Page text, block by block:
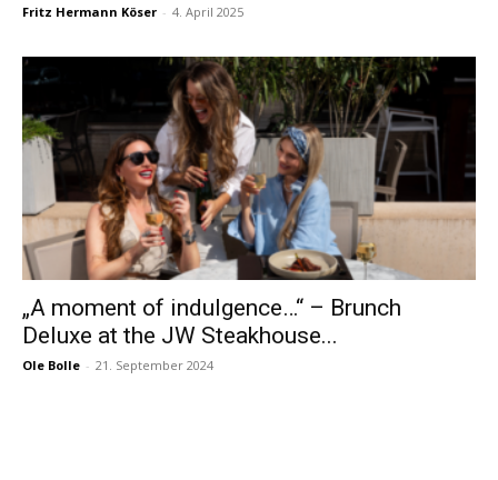
Fritz Hermann Köser - 4. April 2025
„A moment of indulgence…“ – Brunch
Deluxe at the JW Steakhouse...
Ole Bolle - 21. September 2024